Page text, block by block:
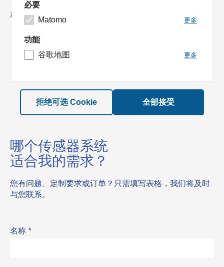
必要
Matomo
更多
功能
谷歌地图
更多
拒绝可选 Cookie 全部接受
相关产品
哪个传感器系统
适合我的需求？
您有问题、定制要求或订单？只需填写表格，我们将及时
与您联系。
名称 *